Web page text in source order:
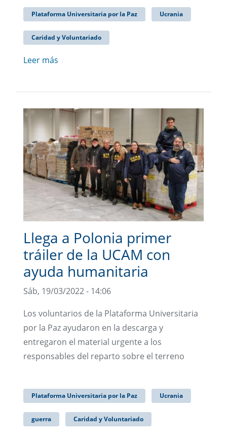
Plataforma Universitaria por la Paz Ucrania
Caridad y Voluntariado
Leer más
Llega a Polonia primer
tráiler de la UCAM con
ayuda humanitaria
Sáb, 19/03/2022 - 14:06
Los voluntarios de la Plataforma Universitaria
por la Paz ayudaron en la descarga y
entregaron el material urgente a los
responsables del reparto sobre el terreno
Plataforma Universitaria por la Paz Ucrania
guerra Caridad y Voluntariado